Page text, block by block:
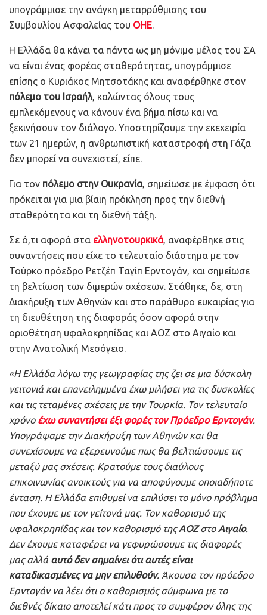
υπογράμμισε την ανάγκη μεταρρύθμισης του
Συμβουλίου Ασφαλείας του ΟΗΕ.
Η Ελλάδα θα κάνει τα πάντα ως μη μόνιμο μέλος του ΣΑ
να είναι ένας φορέας σταθερότητας, υπογράμμισε
επίσης ο Κυριάκος Μητσοτάκης και αναφέρθηκε στον
πόλεμο του Ισραήλ, καλώντας όλους τους
εμπλεκόμενους να κάνουν ένα βήμα πίσω και να
ξεκινήσουν τον διάλογο. Υποστηρίζουμε την εκεχειρία
των 21 ημερών, η ανθρωπιστική καταστροφή στη Γάζα
δεν μπορεί να συνεχιστεί, είπε.
Για τον πόλεμο στην Ουκρανία, σημείωσε με έμφαση ότι
πρόκειται για μια βίαιη πρόκληση προς την διεθνή
σταθερότητα και τη διεθνή τάξη.
Σε ό,τι αφορά στα ελληνοτουρκικά, αναφέρθηκε στις
συναντήσεις που είχε το τελευταίο διάστημα με τον
Τούρκο πρόεδρο Ρετζέπ Ταγίπ Ερντογάν, και σημείωσε
τη βελτίωση των διμερών σχέσεων. Στάθηκε, δε, στη
Διακήρυξη των Αθηνών και στο παράθυρο ευκαιρίας για
τη διευθέτηση της διαφοράς όσον αφορά στην
οριοθέτηση υφαλοκρηπίδας και ΑΟΖ στο Αιγαίο και
στην Ανατολική Μεσόγειο.
«Η Ελλάδα λόγω της γεωγραφίας της ζει σε μια δύσκολη
γειτονιά και επανειλημμένα έχω μιλήσει για τις δυσκολίες
και τις τεταμένες σχέσεις με την Τουρκία. Τον τελευταίο
χρόνο έχω συναντήσει έξι φορές τον Πρόεδρο Ερντογάν.
Υπογράψαμε την Διακήρυξη των Αθηνών και θα
συνεχίσουμε να εξερευνούμε πως θα βελτιώσουμε τις
μεταξύ μας σχέσεις. Κρατούμε τους διαύλους
επικοινωνίας ανοικτούς για να αποφύγουμε οποιαδήποτε
ένταση. Η Ελλάδα επιθυμεί να επιλύσει το μόνο πρόβλημα
που έχουμε με τον γείτονά μας. Τον καθορισμό της
υφαλοκρηπίδας και τον καθορισμό τηςΑΟΖστοΑιγαίο.
Δεν έχουμε καταφέρει να γεφυρώσουμε τις διαφορές
μας αλλά αυτό δεν σημαίνει ότι αυτές είναι
καταδικασμένες να μην επιλυθούν. Άκουσα τον πρόεδρο
Ερντογάν να λέει ότι ο καθορισμός σύμφωνα με το
διεθνές δίκαιο αποτελεί κάτι προς το συμφέρον όλης της